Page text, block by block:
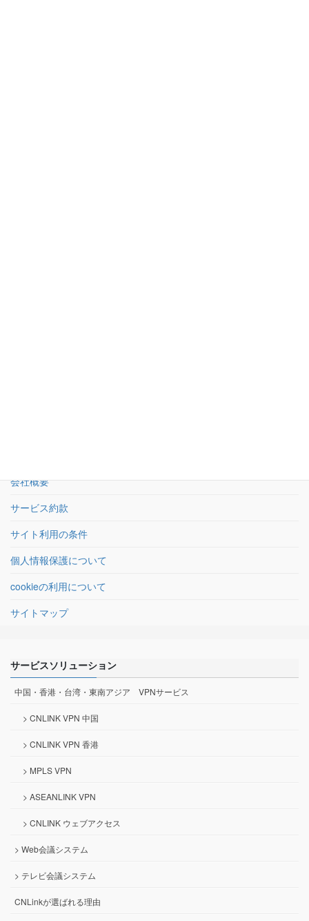
会社概要
サービス約款
サイト利用の条件
個人情報保護について
cookieの利用について
サイトマップ
サービスソリューション
中国・香港・台湾・東南アジア VPNサービス
> CNLINK VPN 中国
> CNLINK VPN 香港
> MPLS VPN
> ASEANLINK VPN
> CNLINK ウェブアクセス
> Web会議システム
> テレビ会議システム
CNLinkが選ばれる理由